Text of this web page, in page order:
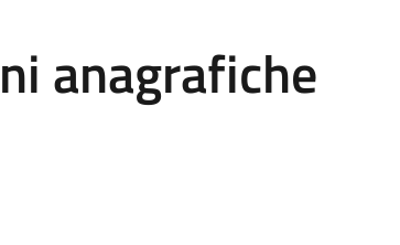
anagrafiche